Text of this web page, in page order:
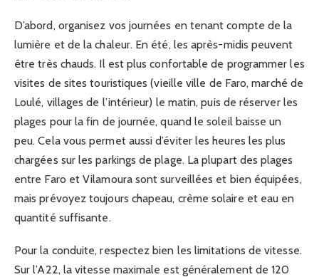
D’abord, organisez vos journées en tenant compte de la
lumière et de la chaleur. En été, les après-midis peuvent
être très chauds. Il est plus confortable de programmer les
visites de sites touristiques (vieille ville de Faro, marché de
Loulé, villages de l’intérieur) le matin, puis de réserver les
plages pour la fin de journée, quand le soleil baisse un
peu. Cela vous permet aussi d’éviter les heures les plus
chargées sur les parkings de plage. La plupart des plages
entre Faro et Vilamoura sont surveillées et bien équipées,
mais prévoyez toujours chapeau, crème solaire et eau en
quantité suffisante.
Pour la conduite, respectez bien les limitations de vitesse.
Sur l’A22, la vitesse maximale est généralement de 120